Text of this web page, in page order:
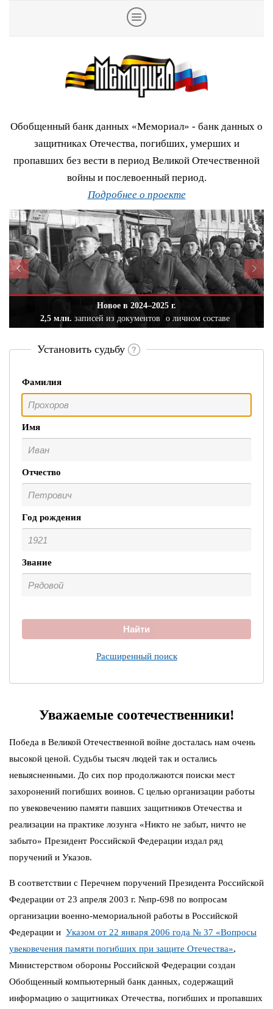
Обобщенный банк данных «Мемориал» - банк данных о
защитниках Отечества, погибших, умерших и
пропавших без вести в период Великой Отечественной
войны и послевоенный период.
Подробнее о проекте
Новое в 2024–2025 г.
2,5 млн. записей из документов о личном составе
Установить судьбу
Фамилия
Имя
Отчество
Год рождения
Звание
Найти
Расширенный поиск
Уважаемые соотечественники!
Победа в Великой Отечественной войне досталась нам очень
высокой ценой. Судьбы тысяч людей так и остались
невыясненными. До сих пор продолжаются поиски мест
захоронений погибших воинов. С целью организации работы
по увековечению памяти павших защитников Отечества и
реализации на практике лозунга «Никто не забыт, ничто не
забыто» Президент Российской Федерации издал ряд
поручений и Указов.
В соответствии с Перечнем поручений Президента Российской
Федерации от 23 апреля 2003 г. №пр-698 по вопросам
организации военно-мемориальной работы в Российской
Федерации и Указом от 22 января 2006 года № 37 «Вопросы
увековечения памяти погибших при защите Отечества»,
Министерством обороны Российской Федерации создан
Обобщенный компьютерный банк данных, содержащий
информацию о защитниках Отечества, погибших и пропавших